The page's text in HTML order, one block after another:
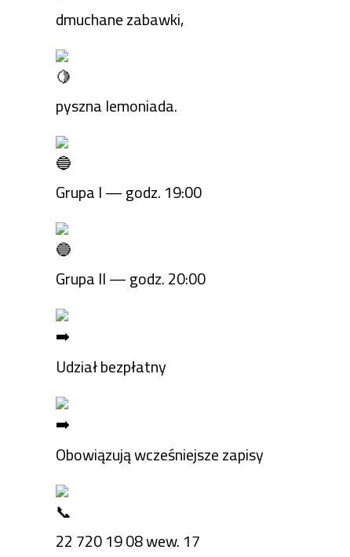
dmuchane zabawki,
pyszna lemoniada.
Grupa I — godz. 19:00
Grupa II — godz. 20:00
Udział bezpłatny
Obowiązują wcześniejsze zapisy
22 720 19 08 wew. 17